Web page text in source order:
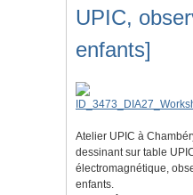
UPIC,
enfants]
Atelier UPIC à
dessinant sur table
électromagnétique,
enfants.